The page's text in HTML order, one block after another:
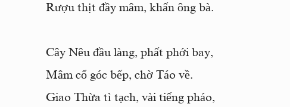
Rượu thịt đầy mâm, khấn ông bà.
Cây Nêu đầu làng, phất phới bay,
Mâm cổ góc bếp, chờ Táo về.
Giao Thừa tì tạch, vài tiếng pháo,